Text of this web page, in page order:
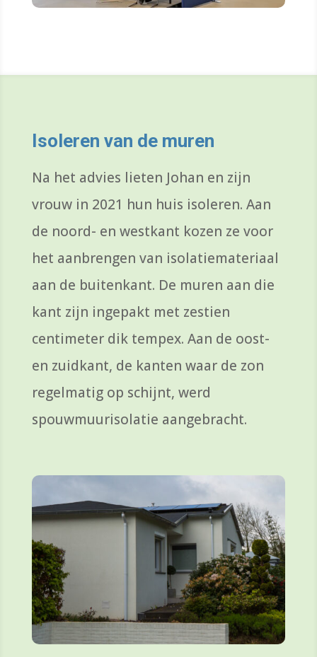
Isoleren van de muren
Na het advies lieten Johan en zijn
vrouw in 2021 hun huis isoleren. Aan
de noord- en westkant kozen ze voor
het aanbrengen van isolatiemateriaal
aan de buitenkant. De muren aan die
kant zijn ingepakt met zestien
centimeter dik tempex. Aan de oost-
en zuidkant, de kanten waar de zon
regelmatig op schijnt, werd
spouwmuurisolatie aangebracht.